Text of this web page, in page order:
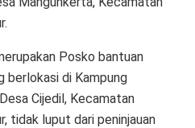
Posko bantuan
berlokasi di Kampung
Cijedil, Kecamatan
tidak luput dari peninjauan